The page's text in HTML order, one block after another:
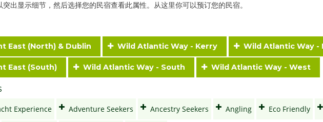
突出显示细节，然后选择您的民宿查看此属性。从这里你可以预订您的民宿。
East (North) & Dublin Wild Atlantic Way - Kerry Wild Atlantic Way -
East (South) Wild Atlantic Way - South Wild Atlantic Way - West
Experience Adventure Seekers Ancestry Seekers Angling Eco Friendly